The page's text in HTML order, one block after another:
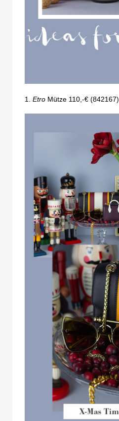
1. Etro Mütze 110,-€ (842167)